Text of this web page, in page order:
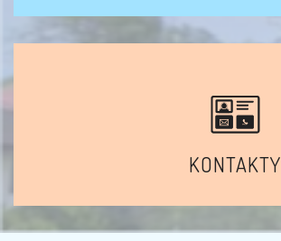
KONTAKTY